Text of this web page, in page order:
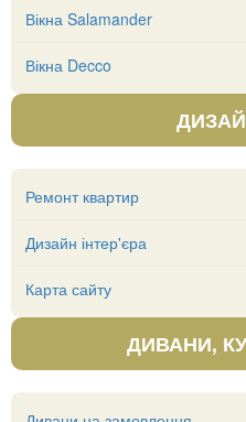
Вікна Salamander
Вікна Decco
Ремонт квартир
Дизайн інтер'єра
Карта сайту
ДИВАНИ,